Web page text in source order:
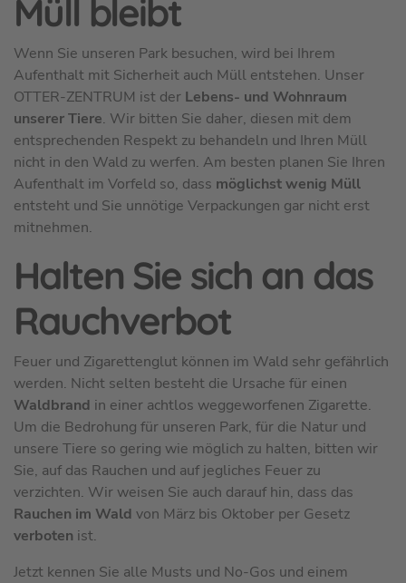
Müll bleibt
Wenn Sie unseren Park besuchen, wird bei Ihrem
Aufenthalt mit Sicherheit auch Müll entstehen. Unser
OTTER-ZENTRUM ist der Lebens- und Wohnraum
unserer Tiere. Wir bitten Sie daher, diesen mit dem
entsprechenden Respekt zu behandeln und Ihren Müll
nicht in den Wald zu werfen. Am besten planen Sie Ihren
Aufenthalt im Vorfeld so, dass möglichst wenig Müll
entsteht und Sie unnötige Verpackungen gar nicht erst
mitnehmen.
Halten Sie sich an das
Rauchverbot
Feuer und Zigarettenglut können im Wald sehr gefährlich
werden. Nicht selten besteht die Ursache für einen
Waldbrand in einer achtlos weggeworfenen Zigarette.
Um die Bedrohung für unseren Park, für die Natur und
unsere Tiere so gering wie möglich zu halten, bitten wir
Sie, auf das Rauchen und auf jegliches Feuer zu
verzichten. Wir weisen Sie auch darauf hin, dass das
Rauchen im Wald von März bis Oktober per Gesetz
verboten ist.
Jetzt kennen Sie alle Musts und No-Gos und einem